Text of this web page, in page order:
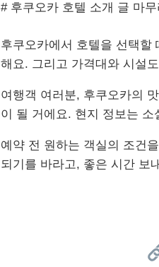
# 후쿠오카 호텔 소개 글 마
후쿠오카에서 호텔을 선택할
해요. 그리고 가격대와 시설
여행객 여러분, 후쿠오카의
이 될 거에요. 현지 정보는
예약 전 원하는 객실의 조건
되기를 바라고, 좋은 시간 보